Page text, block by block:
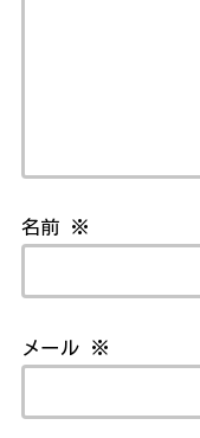
名前 ※
メール ※